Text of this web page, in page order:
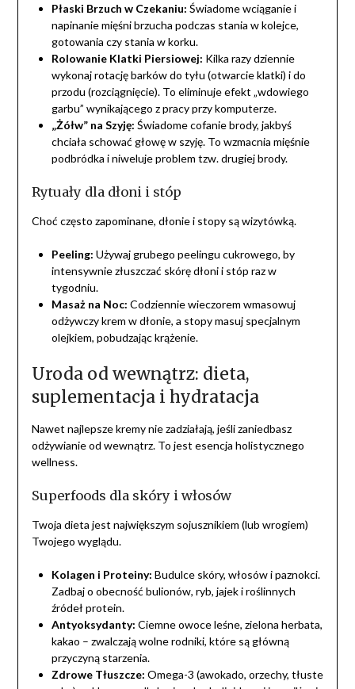
Płaski Brzuch w Czekaniu: Świadome wciąganie i
napinanie mięśni brzucha podczas stania w kolejce,
gotowania czy stania w korku.
Rolowanie Klatki Piersiowej: Kilka razy dziennie
wykonaj rotację barków do tyłu (otwarcie klatki) i do
przodu (rozciągnięcie). To eliminuje efekt „wdowiego
garbu” wynikającego z pracy przy komputerze.
„Żółw” na Szyję: Świadome cofanie brody, jakbyś
chciała schować głowę w szyję. To wzmacnia mięśnie
podbródka i niweluje problem tzw. drugiej brody.
Rytuały dla dłoni i stóp
Choć często zapominane, dłonie i stopy są wizytówką.
Peeling: Używaj grubego peelingu cukrowego, by
intensywnie złuszczać skórę dłoni i stóp raz w
tygodniu.
Masaż na Noc: Codziennie wieczorem wmasowuj
odżywczy krem w dłonie, a stopy masuj specjalnym
olejkiem, pobudzając krążenie.
Uroda od wewnątrz: dieta,
suplementacja i hydratacja
Nawet najlepsze kremy nie zadziałają, jeśli zaniedbasz
odżywianie od wewnątrz. To jest esencja holistycznego
wellness.
Superfoods dla skóry i włosów
Twoja dieta jest największym sojusznikiem (lub wrogiem)
Twojego wyglądu.
Kolagen i Proteiny: Budulce skóry, włosów i paznokci.
Zadbaj o obecność bulionów, ryb, jajek i roślinnych
źródeł protein.
Antyoksydanty: Ciemne owoce leśne, zielona herbata,
kakao – zwalczają wolne rodniki, które są główną
przyczyną starzenia.
Zdrowe Tłuszcze: Omega-3 (awokado, orzechy, tłuste